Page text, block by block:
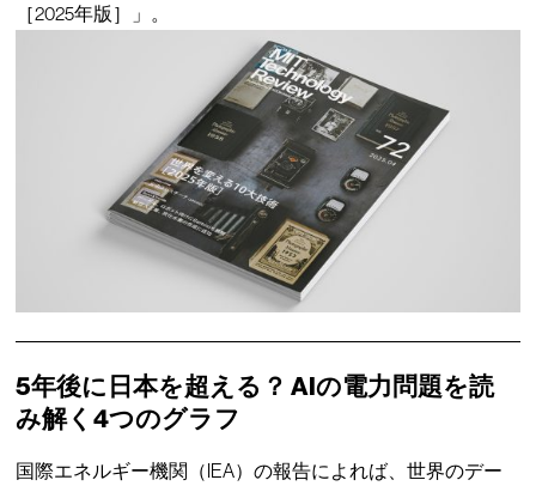
［2025年版］」。
5年後に日本を超える？ AIの電力問題を読
み解く4つのグラフ
国際エネルギー機関（IEA）の報告によれば、世界のデー